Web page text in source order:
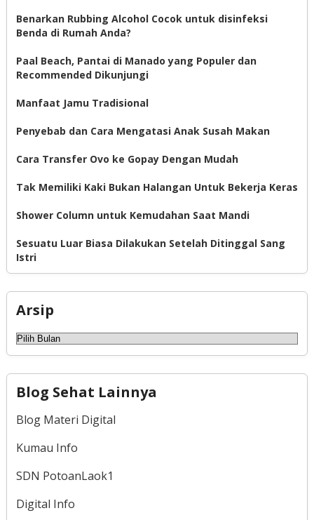
Benarkan Rubbing Alcohol Cocok untuk disinfeksi
Benda di Rumah Anda?
Paal Beach, Pantai di Manado yang Populer dan
Recommended Dikunjungi
Manfaat Jamu Tradisional
Penyebab dan Cara Mengatasi Anak Susah Makan
Cara Transfer Ovo ke Gopay Dengan Mudah
Tak Memiliki Kaki Bukan Halangan Untuk Bekerja Keras
Shower Column untuk Kemudahan Saat Mandi
Sesuatu Luar Biasa Dilakukan Setelah Ditinggal Sang
Istri
Arsip
Arsip
Blog Sehat Lainnya
Blog Materi Digital
Kumau Info
SDN PotoanLaok1
Digital Info